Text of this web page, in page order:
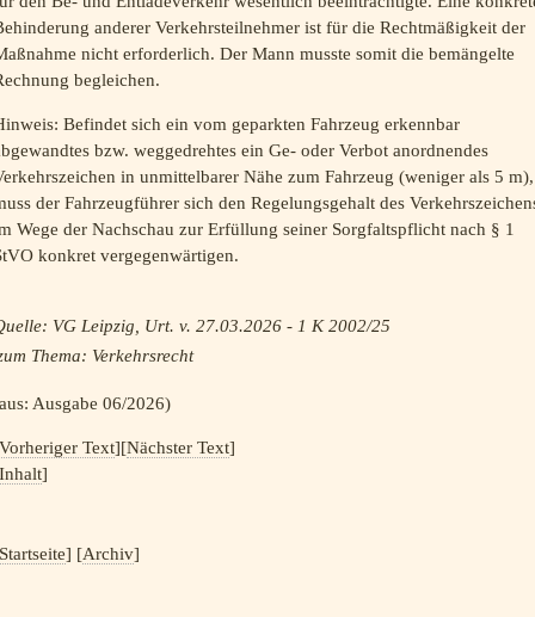
anderer Verkehrsteilnehmer ist für die Rechtmäßigkeit der
nicht erforderlich. Der Mann musste somit die bemängelte
begleichen.
Befindet sich ein vom geparkten Fahrzeug erkennbar
bzw. weggedrehtes ein Ge- oder Verbot anordnendes
in unmittelbarer Nähe zum Fahrzeug (weniger als 5 m),
der Fahrzeugführer sich den Regelungsgehalt des
Wege der Nachschau zur Erfüllung seiner Sorgfaltspflicht nach § 1
konkret vergegenwärtigen.
VG Leipzig, Urt. v. 27.03.2026 - 1 K 2002/25
Thema: Verkehrsrecht
Ausgabe 06/2026)
Text][Nächster Text]
]
] [Archiv]